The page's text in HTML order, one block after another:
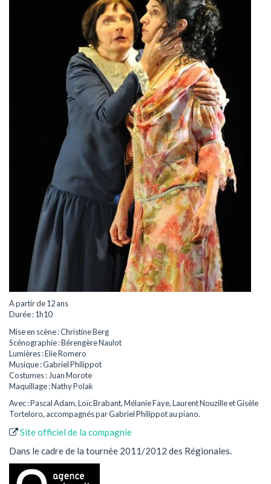
A partir de 12 ans
Durée : 1h10
Mise en scène : Christine Berg
Scénographie : Bérengère Naulot
Lumières : Elie Romero
Musique : Gabriel Philippot
Costumes : Juan Morote
Maquillage : Nathy Polak
Avec : Pascal Adam, Loïc Brabant, Mélanie Faye, Laurent Nouzille et Gisèle
Torteloro, accompagnés par Gabriel Philippot au piano.
Site officiel de la compagnie
Dans le cadre de la tournée 2011/2012 des Régionales.